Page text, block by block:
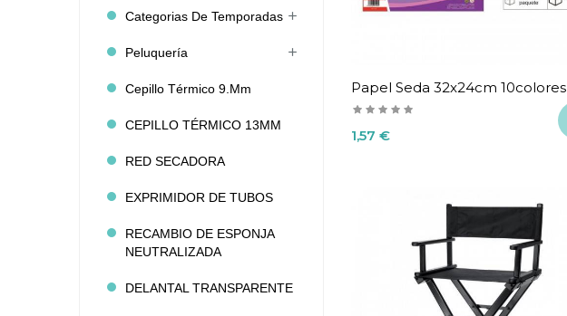
Categorias De Temporadas
Peluquería
Cepillo Térmico 9.mm
CEPILLO TÉRMICO 13MM
RED SECADORA
EXPRIMIDOR DE TUBOS
RECAMBIO DE ESPONJA
NEUTRALIZADA
DELANTAL TRANSPARENTE
Papel Seda 32x24cm 10colores
Precio
1,57 €